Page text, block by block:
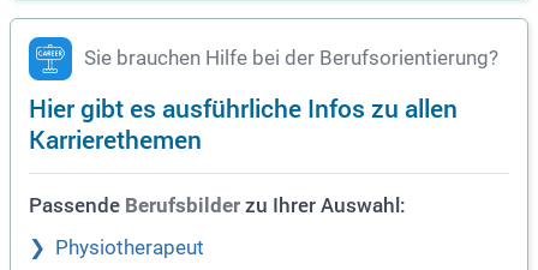
Sie brauchen Hilfe bei der Berufsorientierung?
Hier gibt es ausführliche Infos zu allen
Karrierethemen
Passende Berufsbilder zu Ihrer Auswahl:
Physiotherapeut